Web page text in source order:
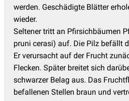
werden. Geschädigte Blätter
wieder.
Seltener tritt an Pfirsichbäumen
pruni cerasi) auf. Die Pilz befällt
Er verursacht auf der Frucht
Flecken. Später breitet sich
schwarzer Belag aus. Das
befallenen Stellen braun und